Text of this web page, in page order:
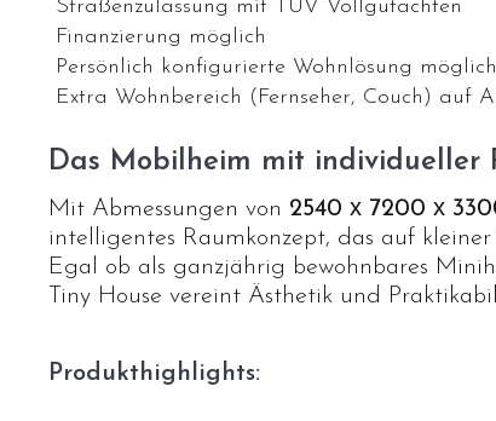
Straßenzulassung mit TÜV Vollgutachten
Finanzierung möglich
Persönlich konfigurierte Wohnlösung möglich
Extra Wohnbereich (Fernseher, Couch) auf
Das Mobilheim mit individueller
Mit Abmessungen von 2540 х 7200 х
intelligentes Raumkonzept, das auf
Egal ob als ganzjährig bewohnbares
Tiny House vereint Ästhetik und
Produkthighlights: